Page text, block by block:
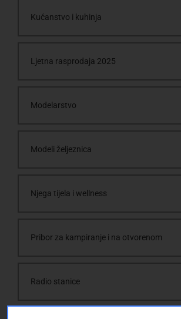
Kućanstvo i kuhinja
Ljetna rasprodaja 2025
Modelarstvo
Modeli željeznica
Njega tijela i wellness
Pribor za kampiranje i na otvorenom
Radio stanice